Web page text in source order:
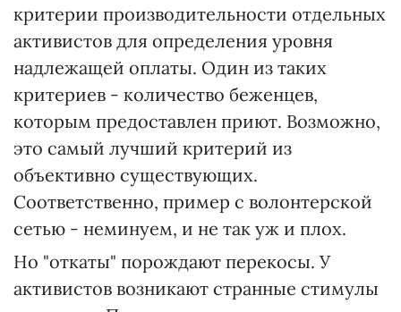
критерии производительности отдельных
активистов для определения уровня
надлежащей оплаты. Один из таких
критериев - количество беженцев,
которым предоставлен приют. Возможно,
это самый лучший критерий из
объективно существующих.
Соответственно, пример с волонтерской
сетью - неминуем, и не так уж и плох.
Но "откаты" порождают перекосы. У
активистов возникают странные стимулы